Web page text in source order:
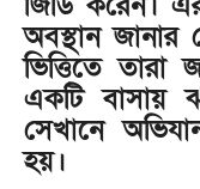
অবস্থান জানার
ভিত্তিতে তারা
একটি বাসায়
সেখানে
হয়।